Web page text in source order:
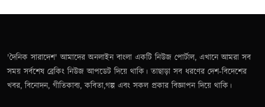
'দৈনিক সারাদেশ' আমাদের অনলাইন বাংলা একটি নিউজ পোর্টাল, এখানে আমরা সব
সময় সর্বশেষ ব্রেকিং নিউজ আপডেট দিয়ে থাকি। তাছাড়া সব ধরণের দেশ-বিদেশের
খবর, বিনোদন, গীতিকাব্য, কবিতা,গল্প এবং সকল প্রকার বিজ্ঞাপন দিয়ে থাকি।